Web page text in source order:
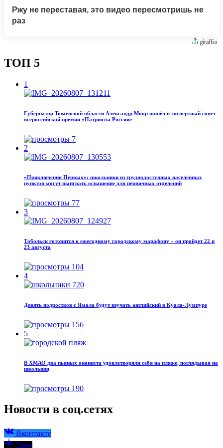
Ржу не переставая, это видео пересмотришь не
раз
ТОП 5
1
Губернатор Тюменской области Александр Моор вошёл в экспертный совет
всероссийской премии «Патриоты России»
7
2
«Приключения Первых»: школьники из труднодоступных населённых
пунктов могут выиграть оснащение для первичных отделений
77
3
Тобольск готовится к ежегодному городскому марафону – он пройдет 22 и
23 августа
104
4
Девять подростков с Ямала будут изучать английский в Куала-Лумпуре
156
5
В ХМАО два пьяных онаниста удовлетворяли себя на пляже, поглядывая на
школьниц
190
Новости в соц.сетях
Вконтакте
Дзен